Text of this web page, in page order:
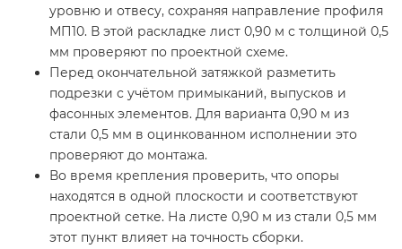
уровню и отвесу, сохраняя направление профиля
МП10. В этой раскладке лист 0,90 м с толщиной 0,5
мм проверяют по проектной схеме.
Перед окончательной затяжкой разметить
подрезки с учётом примыканий, выпусков и
фасонных элементов. Для варианта 0,90 м из
стали 0,5 мм в оцинкованном исполнении это
проверяют до монтажа.
Во время крепления проверить, что опоры
находятся в одной плоскости и соответствуют
проектной сетке. На листе 0,90 м из стали 0,5 мм
этот пункт влияет на точность сборки.